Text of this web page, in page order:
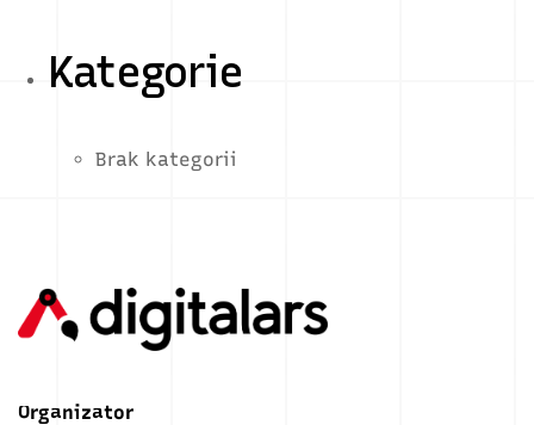
Kategorie
Brak kategorii
Organizator